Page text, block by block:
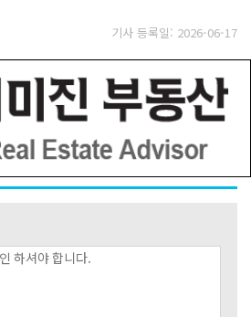
기사 등록일: 2026-06-17